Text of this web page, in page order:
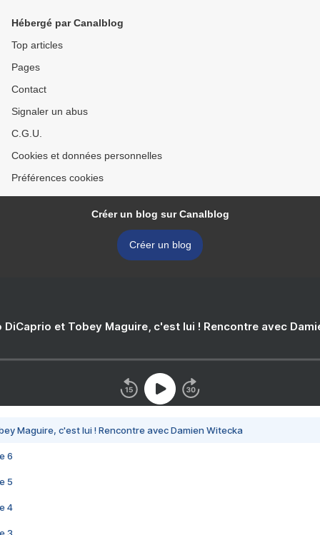
Hébergé par Canalblog
Top articles
Pages
Contact
Signaler un abus
C.G.U.
Cookies et données personnelles
Préférences cookies
Créer un blog sur Canalblog
Créer un blog
DiCaprio et Tobey Maguire, c'est lui ! Rencontre avec
Maguire, c'est lui ! Rencontre avec Damien Witecka
6
5
4